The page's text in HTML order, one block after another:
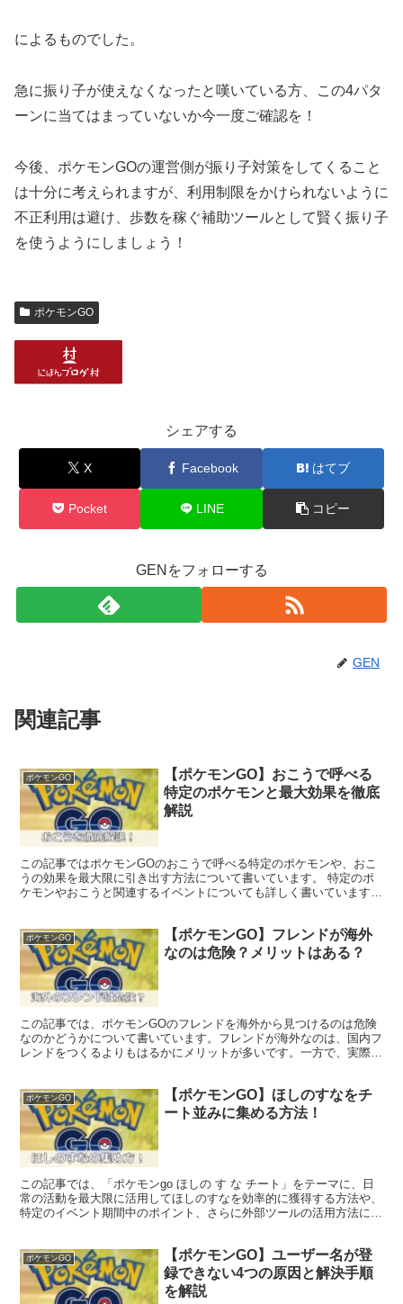
によるものでした。
急に振り子が使えなくなったと嘆いている方、この4パタ
ーンに当てはまっていないか今一度ご確認を！
今後、ポケモンGOの運営側が振り子対策をしてくること
は十分に考えられますが、利用制限をかけられないように
不正利用は避け、歩数を稼ぐ補助ツールとして賢く振り子
を使うようにしましょう！
ポケモンGO
シェアする
X Facebook はてブ
Pocket LINE コピー
GENをフォローする
GEN
関連記事
ポケモンGO
【ポケモンGO】おこうで呼べる
特定のポケモンと最大効果を徹底
解説
この記事ではポケモンGOのおこうで呼べる特定のポケモンや、おこ
うの効果を最大限に引き出す方法について書いています。 特定のポ
ケモンやおこうと関連するイベントについても詳しく書いていますの
ポケモンGO
【ポケモンGO】フレンドが海外
なのは危険？メリットはある？
この記事では、ポケモンGOのフレンドを海外から見つけるのは危険
なのかどうかについて書いています。フレンドが海外なのは、国内フ
レンドをつくるよりもはるかにメリットが多いです。一方で、実際に
ドのつくり方も解説しておりますので、ぜひ読んでみてくださいね。
ポケモンGO
【ポケモンGO】ほしのすなをチ
ート並みに集める方法！
この記事では、「ポケモンgo ほしの す な チート」をテーマに、日
常の活動を最大限に活用してほしのすなを効率的に獲得する方法や、
特定のイベント期間中のポイント、さらに外部ツールの活用方法につ
ポケモンGO
【ポケモンGO】ユーザー名が登
録できない4つの原因と解決手順
を解説